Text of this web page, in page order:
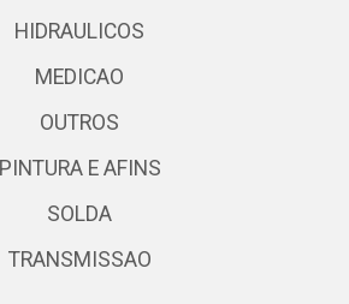
HIDRAULICOS
MEDICAO
OUTROS
PINTURA E AFINS
SOLDA
TRANSMISSAO